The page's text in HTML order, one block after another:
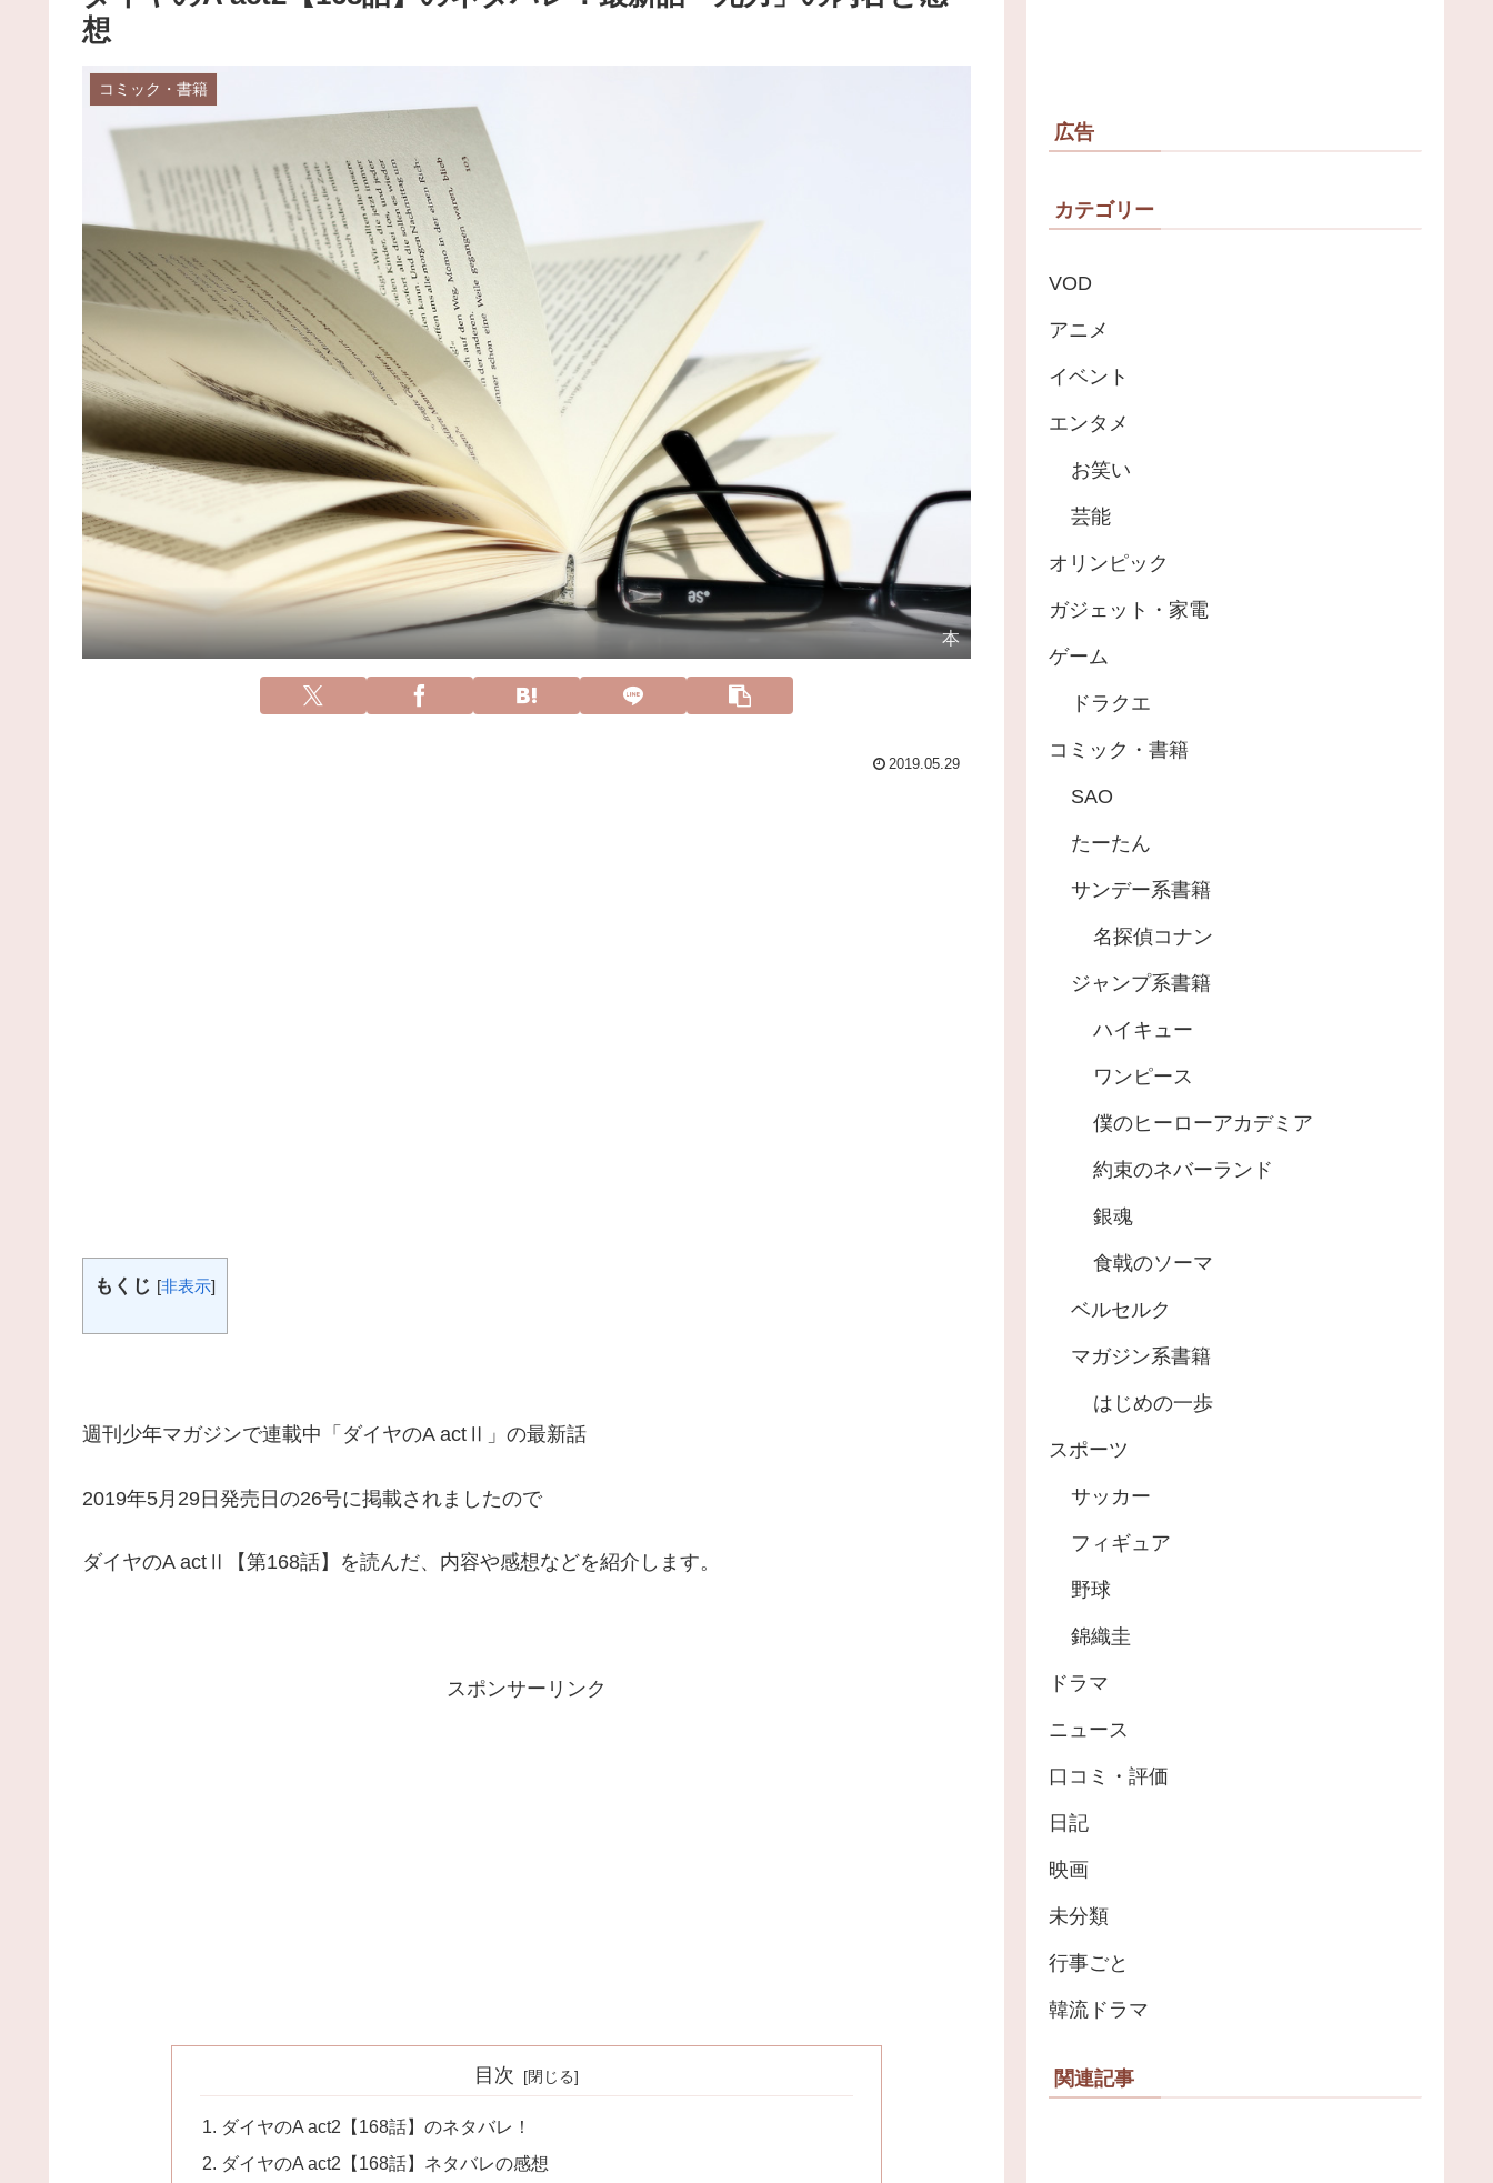
想
コミック・書籍
本
2019.05.29
もくじ [非表示]
週刊少年マガジンで連載中「ダイヤのA actⅡ」の最新話
2019年5月29日発売日の26号に掲載されましたので
ダイヤのA actⅡ【第168話】を読んだ、内容や感想などを紹介します。
スポンサーリンク
目次
ダイヤのA act2【168話】のネタバレ！
ダイヤのA act2【168話】ネタバレの感想
広告
カテゴリー
VOD
アニメ
イベント
エンタメ
お笑い
芸能
オリンピック
ガジェット・家電
ゲーム
ドラクエ
コミック・書籍
SAO
たーたん
サンデー系書籍
名探偵コナン
ジャンプ系書籍
ハイキュー
ワンピース
僕のヒーローアカデミア
約束のネバーランド
銀魂
食戟のソーマ
ベルセルク
マガジン系書籍
はじめの一歩
スポーツ
サッカー
フィギュア
野球
錦織圭
ドラマ
ニュース
口コミ・評価
日記
映画
未分類
行事ごと
韓流ドラマ
関連記事